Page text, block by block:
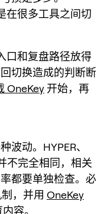
在很多工具之间切
口和复盘路径放得
切换造成的判断断
OneKey 开始，再
波动。HYPER、
不完全相同，相关
都要单独检查。必
，并用 OneKey
容。